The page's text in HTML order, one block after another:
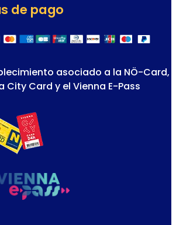
de pago
asociado a la NÖ-Card,
City Card y el Vienna E-Pass